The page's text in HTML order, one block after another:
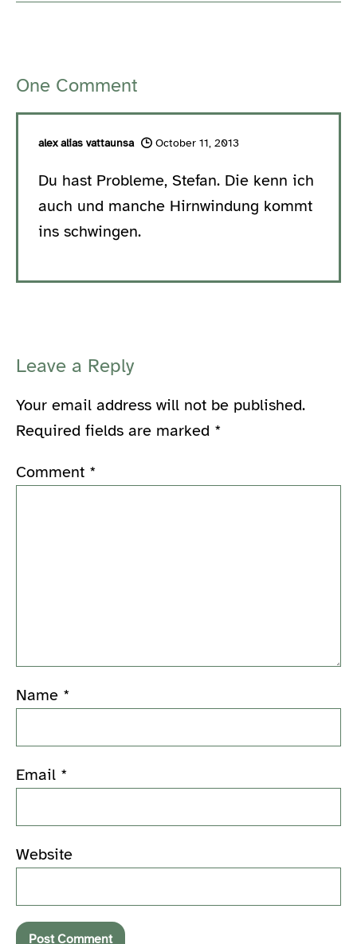
One Comment
alex alias vattaunsa October 11, 2013
Du hast Probleme, Stefan. Die kenn ich
auch und manche Hirnwindung kommt
ins schwingen.
Leave a Reply
Your email address will not be published.
Required fields are marked *
Comment *
Name *
Email *
Website